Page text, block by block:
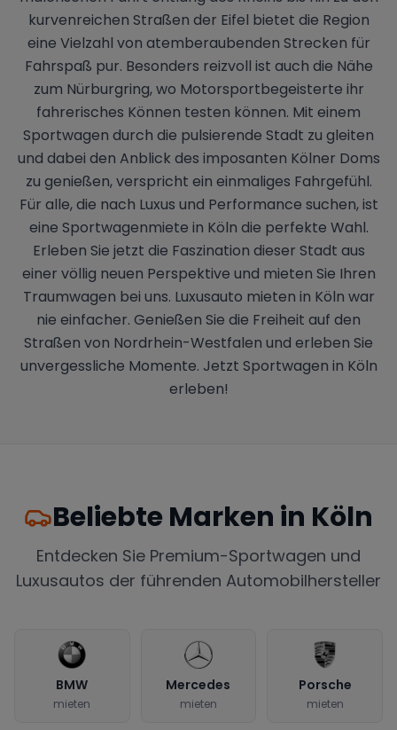
kurvenreichen Straßen der Eifel bietet die Region
eine Vielzahl von atemberaubenden Strecken für
Fahrspaß pur. Besonders reizvoll ist auch die Nähe
zum Nürburgring, wo Motorsportbegeisterte ihr
fahrerisches Können testen können. Mit einem
Sportwagen durch die pulsierende Stadt zu gleiten
und dabei den Anblick des imposanten Kölner Doms
zu genießen, verspricht ein einmaliges Fahrgefühl.
Für alle, die nach Luxus und Performance suchen, ist
eine Sportwagenmiete in Köln die perfekte Wahl.
Erleben Sie jetzt die Faszination dieser Stadt aus
einer völlig neuen Perspektive und mieten Sie Ihren
Traumwagen bei uns. Luxusauto mieten in Köln war
nie einfacher. Genießen Sie die Freiheit auf den
Straßen von Nordrhein-Westfalen und erleben Sie
unvergessliche Momente. Jetzt Sportwagen in Köln
erleben!
Beliebte Marken in Köln
Entdecken Sie Premium-Sportwagen und
Luxusautos der führenden Automobilhersteller
BMW
mieten
Mercedes
mieten
Porsche
mieten